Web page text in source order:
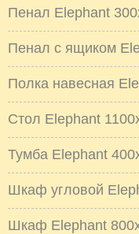
Пенал Elephant
Пенал с ящиком
Полка навесная
Стол Elephant
Тумба Elephant
Шкаф угловой
Шкаф Elephant